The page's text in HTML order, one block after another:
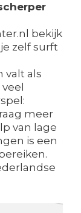
bekijk
zelf surft
valt als
meer
van lage
is een